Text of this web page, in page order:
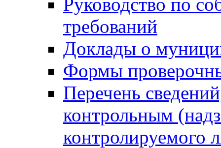
требований
Доклады о
Формы
Перечень
контрольным
контролируемого